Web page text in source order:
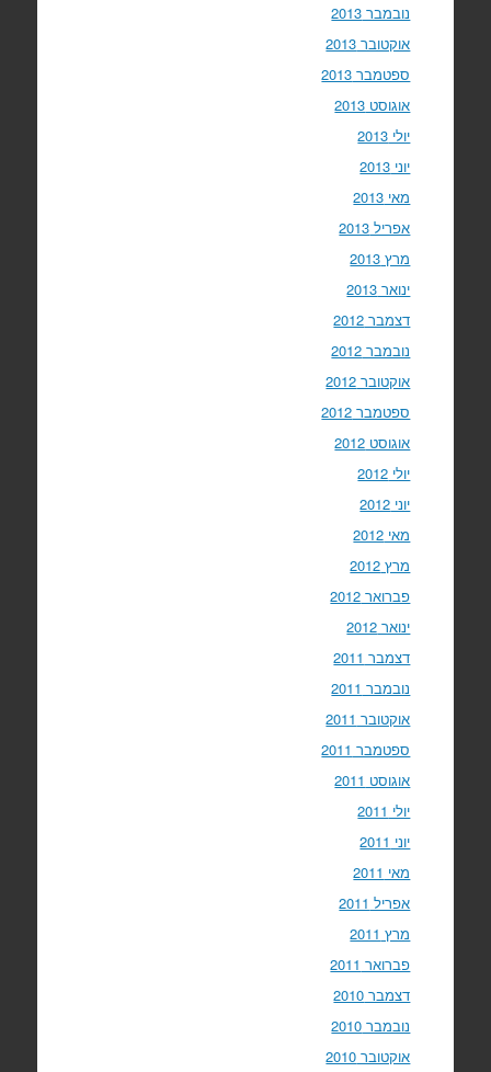
נובמבר 2013
אוקטובר 2013
ספטמבר 2013
אוגוסט 2013
יולי 2013
יוני 2013
מאי 2013
אפריל 2013
מרץ 2013
ינואר 2013
דצמבר 2012
נובמבר 2012
אוקטובר 2012
ספטמבר 2012
אוגוסט 2012
יולי 2012
יוני 2012
מאי 2012
מרץ 2012
פברואר 2012
ינואר 2012
דצמבר 2011
נובמבר 2011
אוקטובר 2011
ספטמבר 2011
אוגוסט 2011
יולי 2011
יוני 2011
מאי 2011
אפריל 2011
מרץ 2011
פברואר 2011
דצמבר 2010
נובמבר 2010
אוקטובר 2010